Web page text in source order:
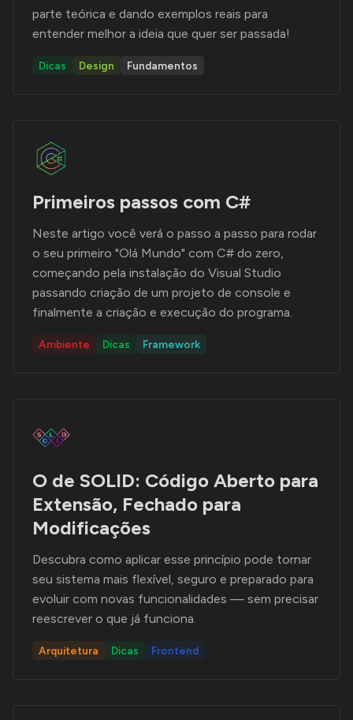
parte teórica e dando exemplos reais para
entender melhor a ideia que quer ser passada!
Dicas Design Fundamentos
Primeiros passos com C#
Neste artigo você verá o passo a passo para rodar
o seu primeiro "Olá Mundo" com C# do zero,
começando pela instalação do Visual Studio
passando criação de um projeto de console e
finalmente a criação e execução do programa.
Ambiente Dicas Framework
O de SOLID: Código Aberto para
Extensão, Fechado para
Modificações
Descubra como aplicar esse princípio pode tornar
seu sistema mais flexível, seguro e preparado para
evoluir com novas funcionalidades — sem precisar
reescrever o que já funciona.
Arquitetura Dicas Frontend